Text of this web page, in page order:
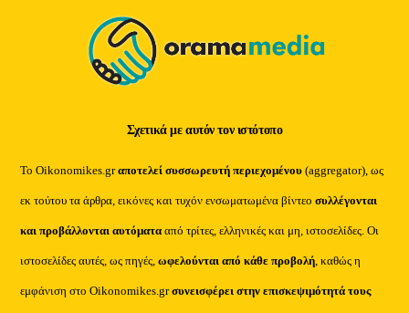
Σχετικά με αυτόν τον ιστότοπο
Το Oikonomikes.grαποτελεί συσσωρευτή περιεχομένου (aggregator), ως
εκ τούτου τα άρθρα, εικόνες και τυχόν ενσωματωμένα βίντεοσυλλέγονται
και προβάλλονται αυτόματααπό τρίτες, ελληνικές και μη, ιστοσελίδες. Οι
ιστοσελίδες αυτές, ως πηγές,ωφελούνται από κάθε προβολή, καθώς η
εμφάνιση στο Oikonomikes.grσυνεισφέρει στην επισκεψιμότητά τους